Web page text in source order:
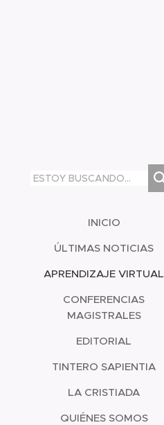
INICIO
ÚLTIMAS NOTICIAS
APRENDIZAJE VIRTUAL
CONFERENCIAS
MAGISTRALES
EDITORIAL
TINTERO SAPIENTIA
LA CRISTIADA
QUIÉNES SOMOS